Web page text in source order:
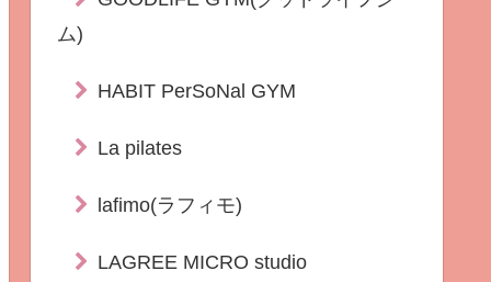
ム)
HABIT PerSoNal GYM
La pilates
lafimo(ラフィモ)
LAGREE MICRO studio